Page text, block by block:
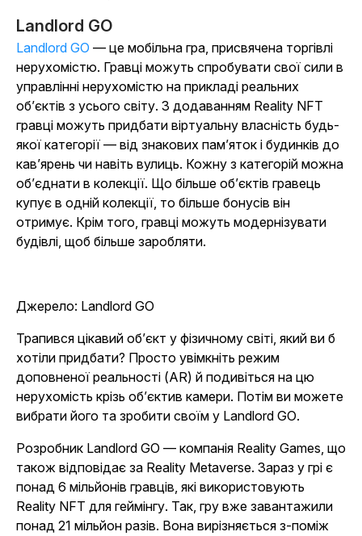
Landlord GO
Landlord GO — це мобільна гра, присвячена торгівлі
нерухомістю. Гравці можуть спробувати свої сили в
управлінні нерухомістю на прикладі реальних
об’єктів з усього світу. З додаванням Reality NFT
гравці можуть придбати віртуальну власність будь-
якої категорії — від знакових пам’яток і будинків до
кав’ярень чи навіть вулиць. Кожну з категорій можна
об’єднати в колекції. Що більше об’єктів гравець
купує в одній колекції, то більше бонусів він
отримує. Крім того, гравці можуть модернізувати
будівлі, щоб більше заробляти.
Джерело: Landlord GO
Трапився цікавий об’єкт у фізичному світі, який ви б
хотіли придбати? Просто увімкніть режим
доповненої реальності (AR) й подивіться на цю
нерухомість крізь об’єктив камери. Потім ви можете
вибрати його та зробити своїм у Landlord GO.
Розробник Landlord GO — компанія Reality Games, що
також відповідає за Reality Metaverse. Зараз у грі є
понад 6 мільйонів гравців, які використовують
Reality NFT для геймінгу. Так, гру вже завантажили
понад 21 мільйон разів. Вона вирізняється з-поміж